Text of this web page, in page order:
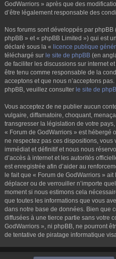
GodWarriors » après que des
d’être légalement responsable des
Nos forums sont développés par
phpBB » et « phpBB Limited ») qui est
déclaré sous la « licence publique
téléchargé sur le site de phpBB (en
de faciliter les discussions sur internet
être tenu comme responsable de la
acceptons et que nous n’acceptons
phpBB, veuillez consulter le site de
Vous acceptez de ne publier aucun
vulgaire, diffamatoire, choquant,
transgresser la législation de votre
« Forum de GodWarriors » est hébergé
ne respectez pas ces dispositions,
immédiat et définitif et nous nous
d’accès à internet et les autorités
est enregistrée afin d’aider au
le fait que « Forum de GodWarriors »
déplacer ou de verrouiller n’importe
moment si nous estimons cela
que toutes les informations que vous
dans notre base de données. Bien que
diffusées à une tierce partie sans votre
GodWarriors », ni phpBB, ne pourront
de tentative de piratage informatique